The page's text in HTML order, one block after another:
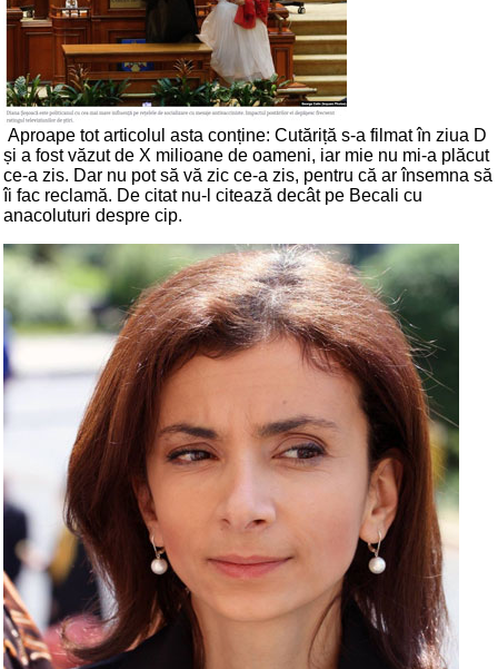
Aproape tot articolul asta conține: Cutăriță s-a filmat în ziua D
și a fost văzut de X milioane de oameni, iar mie nu mi-a plăcut
ce-a zis. Dar nu pot să vă zic ce-a zis, pentru că ar însemna să
îi fac reclamă. De citat nu-l citează decât pe Becali cu
anacoluturi despre cip.